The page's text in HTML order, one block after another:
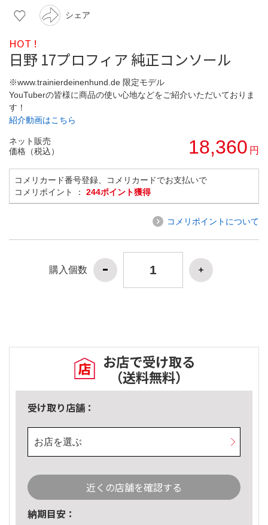
シェア
HOT !
日野 17プロフィア 純正コンソール
※www.trainierdeinenhund.de 限定モデル
YouTuberの皆様に商品の使い心地などをご紹介いただいておりま
す！
紹介動画はこちら
ネット販売
価格（税込）
18,360 円
コメリカード番号登録、コメリカードでお支払いで
コメリポイント ： 244ポイント獲得
コメリポイントについて
購入個数
お店で受け取る
（送料無料）
受け取り店舗：
お店を選ぶ
近くの店舗を確認する
納期目安：